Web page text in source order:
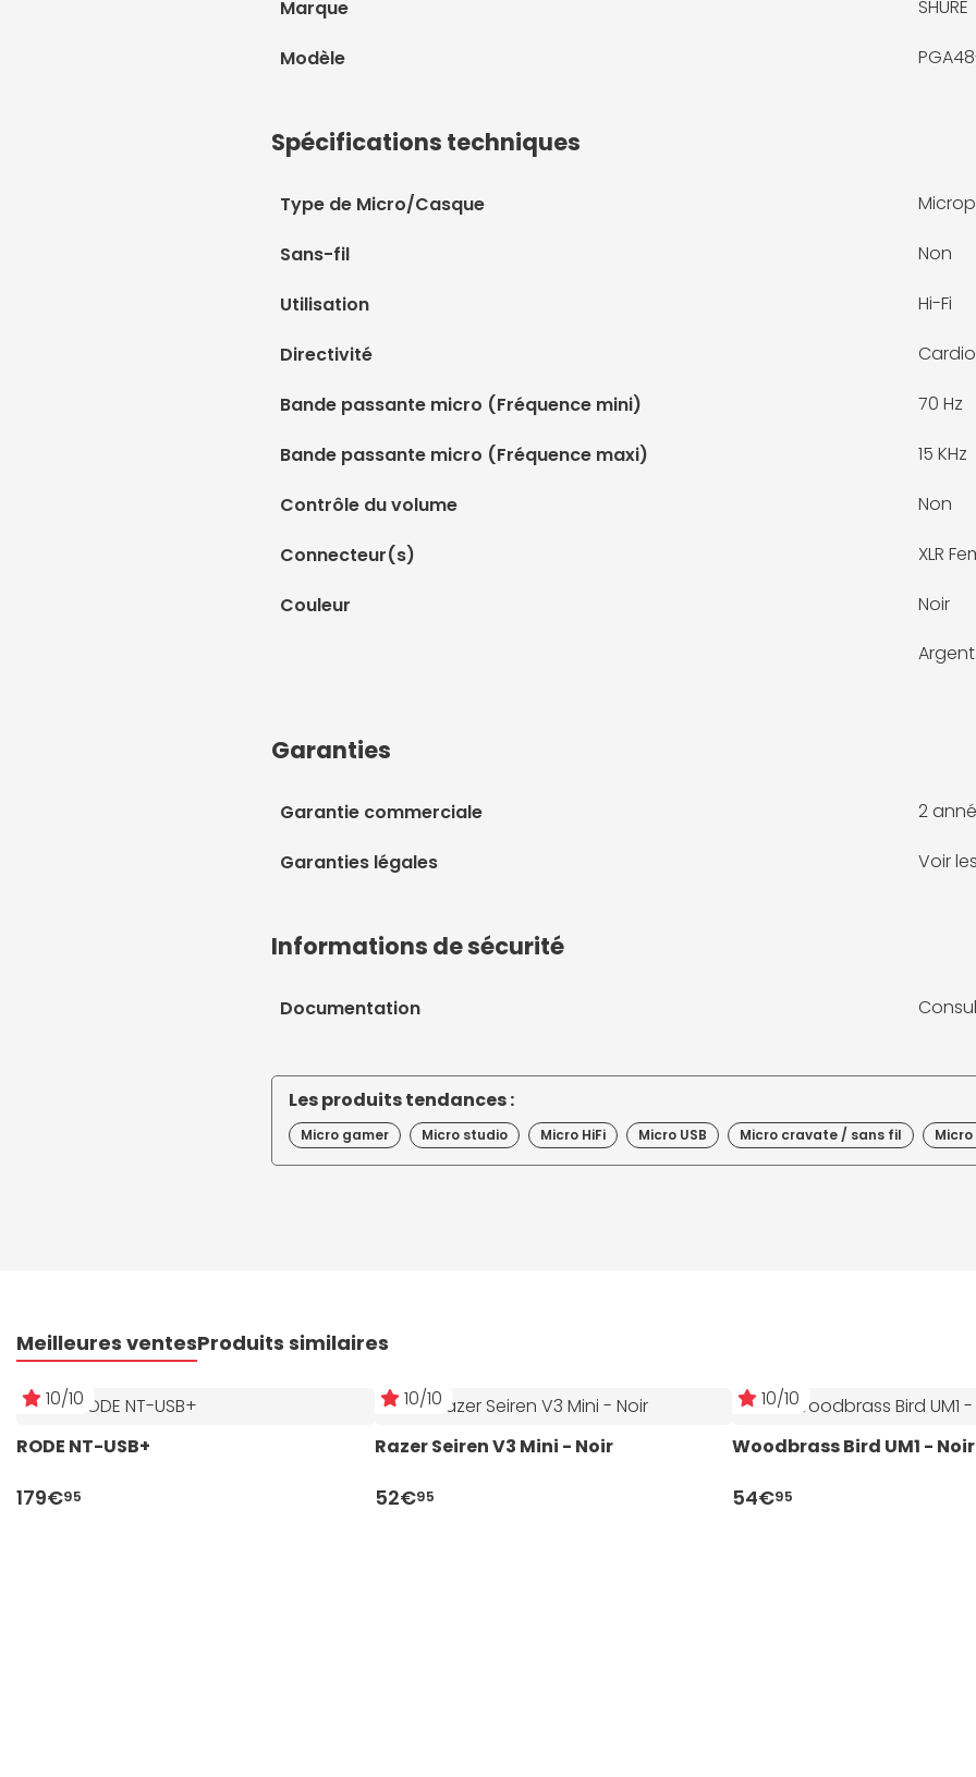
Marque SHURE
Modèle
Spécifications techniques
Type de Micro/Casque
Sans-fil Non
Utilisation Hi-Fi
Directivité
Bande passante micro (Fréquence mini) 70 Hz
Bande passante micro (Fréquence maxi) 15 KHz
Contrôle du volume Non
Connecteur(s) XLR
Couleur
Noir
Argent
Garanties
Garantie commerciale 2
Garanties légales Voir
Informations de sécurité
Documentation
Les produits tendances :
Micro gamer Micro studio Micro HiFi Micro USB Micro cravate / sans fil
Meilleures ventesProduits similaires
10/10
RODE NT-USB+
179€95
10/10
Razer Seiren V3 Mini - Noir
52€95
10/10
Woodbrass Bird UM1 - Noir
54€95